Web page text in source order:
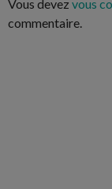
Vous devez vous
commentaire.